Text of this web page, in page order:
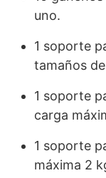
uno.
1 soporte
tamaños
1 soporte
carga
1 soporte
máxima 2